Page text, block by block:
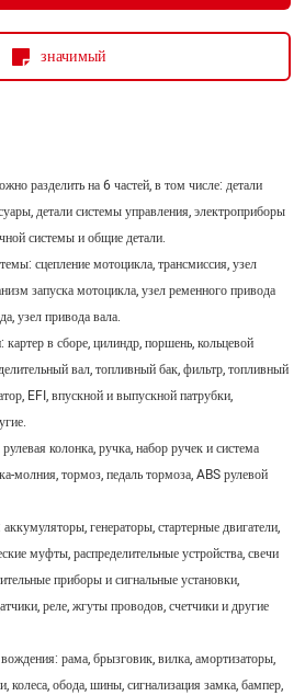
значимый
разделить на 6 частей, в том числе: детали
детали системы управления, электроприборы
системы и общие детали.
сцепление мотоцикла, трансмиссия, узел
запуска мотоцикла, узел ременного привода
узел привода вала.
в сборе, цилиндр, поршень, кольцевой
вал, топливный бак, фильтр, топливный
EFI, впускной и выпускной патрубки,
колонка, ручка, набор ручек и система
молния, тормоз, педаль тормоза, ABS рулевой
генераторы, стартерные двигатели,
муфты, распределительные устройства, свечи
приборы и сигнальные установки,
реле, жгуты проводов, счетчики и другие
рама, брызговик, вилка, амортизаторы,
колеса, обода, шины, сигнализация замка, бампер,